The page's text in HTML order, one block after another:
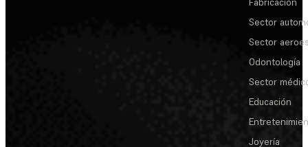
Sector
Sector
Odontología
Sector
Educación
Joyería